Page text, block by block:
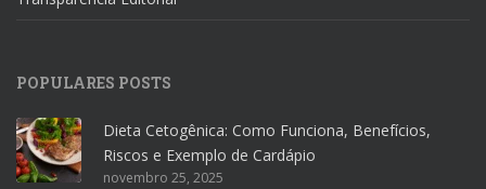
POPULARES POSTS
Dieta Cetogênica: Como Funciona, Benefícios,
Riscos e Exemplo de Cardápio
novembro 25, 2025